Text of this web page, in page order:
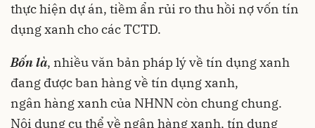
thực hiện dự án, tiềm ẩn rủi ro thu hồi nợ vốn tín
dụng xanh cho các TCTD.
Bốn là, nhiều văn bản pháp lý về tín dụng xanh
đang được ban hàng về tín dụng xanh,
ngân hàng xanh của NHNN còn chung chung.
Nội dung cụ thể về ngân hàng xanh, tín dụng